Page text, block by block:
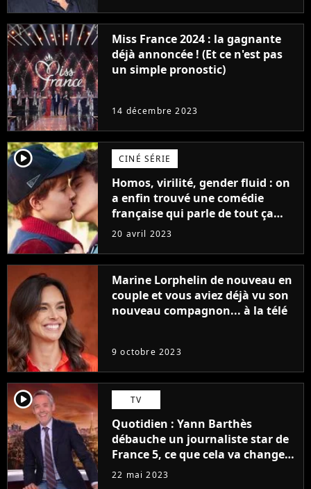
Miss France 2024 : la gagnante
déjà annoncée ! (Et ce n'est pas
un simple pronostic)
14 décembre 2023
player2 CINÉ SÉRIE
Homos, virilité, gender fluid : on
a enfin trouvé une comédie
française qui parle de tout ça
sans être super ringarde
20 avril 2023
Marine Lorphelin de nouveau en
couple et vous aviez déjà vu son
nouveau compagnon... à la télé
9 octobre 2023
player2 TV
Quotidien : Yann Barthès
débauche un journaliste star de
France 5, ce que cela va changer
à la rentrée
22 mai 2023